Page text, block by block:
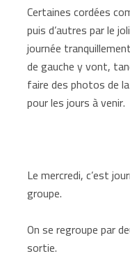
Certaines cordées
puis d’autres par le
journée
de gauche y vont,
faire des photos de
pour les jours à venir.
Le mercredi, c’est
groupe.
On se regroupe par
sortie.